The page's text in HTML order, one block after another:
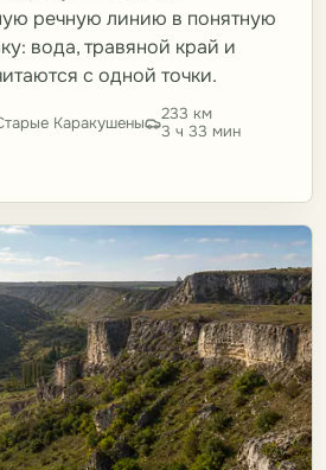
речную линию в понятную
вода, травяной край и
с одной точки.
Каракушены
233 км
3 ч 33 мин